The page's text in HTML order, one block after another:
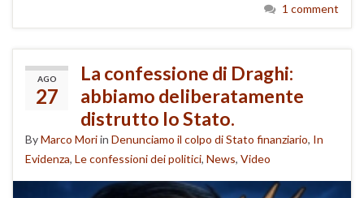
1 comment
AGO
27
La confessione di Draghi:
abbiamo deliberatamente
distrutto lo Stato.
ByMarco Moriin Denunciamo il colpo di Stato finanziario, In
Evidenza, Le confessioni dei politici, News, Video